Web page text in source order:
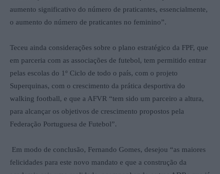
aumento significativo do número de praticantes, essencialmente,
o aumento do número de praticantes no feminino”.
Teceu ainda considerações sobre o plano estratégico da FPF, que
em parceria com as associações de futebol, tem permitido entrar
pelas escolas do 1º Ciclo de todo o país, com o projeto
Superquinas, com o crescimento da prática desportiva do
walking football, e que a AFVR “tem sido um parceiro a altura,
para alcançar os objetivos de crescimento propostos pela
Federação Portuguesa de Futebol”.
Em modo de conclusão, Fernando Gomes, desejou “as maiores
felicidades para este novo mandato e que a construção da